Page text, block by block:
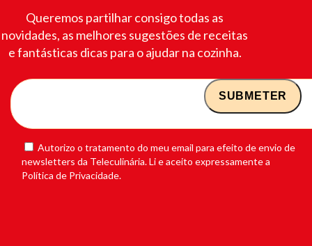
Queremos partilhar consigo todas as
novidades, as melhores sugestões de receitas
e fantásticas dicas para o ajudar na cozinha.
Autorizo o tratamento do meu email para efeito de envio de
newsletters da Teleculinária. Li e aceito expressamente a
Política de Privacidade.